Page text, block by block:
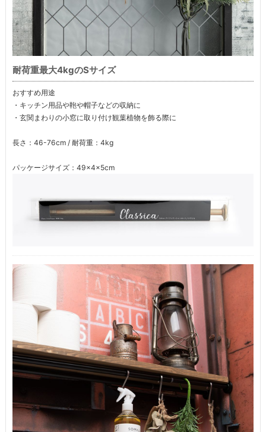
耐荷重最大4kgのSサイズ
おすすめ用途
・キッチン用品や鞄や帽子などの収納に
・玄関まわりの小窓に取り付け観葉植物を飾る際に
長さ：46-76cm / 耐荷重：4kg
パッケージサイズ：49×4×5cm